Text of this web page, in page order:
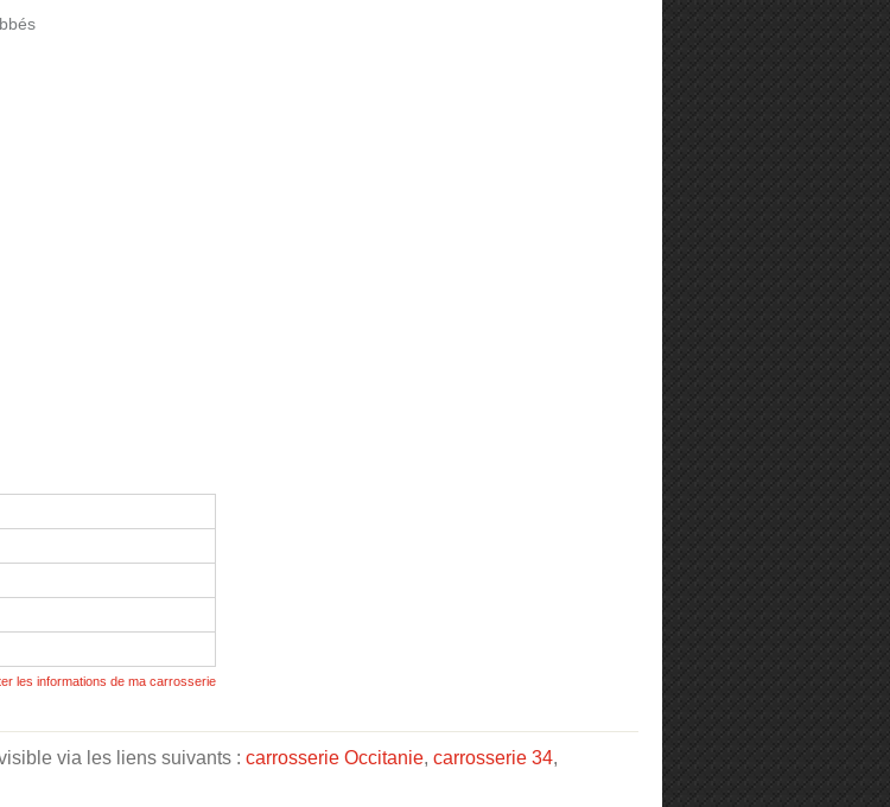
les informations de ma carrosserie
via les liens suivants : carrosserie Occitanie, carrosserie 34,